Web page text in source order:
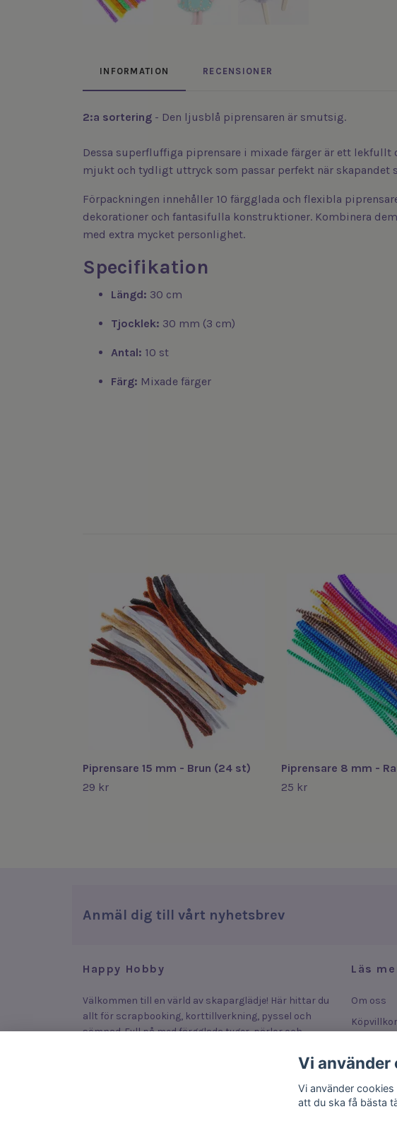
INFORMATION RECENSIONER
2:a sortering - Den ljusblå piprensaren är smutsig.
Dessa superfluffiga piprensare i mixade färger är ett
mjukt och tydligt uttryck som passar perfekt när skapandet
Förpackningen innehåller 10 färgglada och flexibla
dekorationer och fantasifulla konstruktioner. Kombinera
med extra mycket personlighet.
Specifikation
Längd: 30 cm
Tjocklek: 30 mm (3 cm)
Antal: 10 st
Färg: Mixade färger
Piprensare 15 mm - Brun (24 st)
29 kr
Piprensare 8 mm -
25 kr
Anmäl dig till vårt nyhetsbrev
Happy Hobby
Välkommen till en värld av skaparglädje! Här hittar du
allt för scrapbooking, korttillverkning, pyssel och
sömnad. Fyll på med färgglada tyger, pärlor och
eller upptäck roliga och enkla produkter som lockar
Läs
Om oss
Köpvillkor
Kontakt
Vi använder
Vi använder
att du ska få bästa